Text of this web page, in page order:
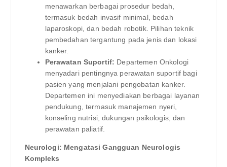
menawarkan berbagai prosedur bedah,
termasuk bedah invasif minimal, bedah
laparoskopi, dan bedah robotik. Pilihan teknik
pembedahan tergantung pada jenis dan lokasi
kanker.
Perawatan Suportif: Departemen Onkologi
menyadari pentingnya perawatan suportif bagi
pasien yang menjalani pengobatan kanker.
Departemen ini menyediakan berbagai layanan
pendukung, termasuk manajemen nyeri,
konseling nutrisi, dukungan psikologis, dan
perawatan paliatif.
Neurologi: Mengatasi Gangguan Neurologis
Kompleks